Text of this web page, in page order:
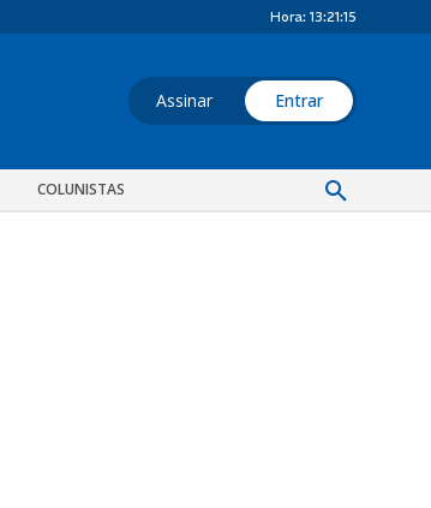
Hora: 13:21:15
Assinar Entrar
COLUNISTAS